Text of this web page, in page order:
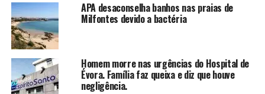
APA desaconselha banhos nas praias de
Milfontes devido a bactéria
Homem morre nas urgências do Hospital de
Évora. Família faz queixa e diz que houve
negligência.